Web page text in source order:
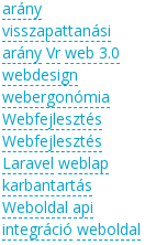
arány
visszapattanási
arány Vr web 3.0
webdesign
webergonómia
Webfejlesztés
Webfejlesztés
Laravel weblap
karbantartás
Weboldal api
integráció weboldal